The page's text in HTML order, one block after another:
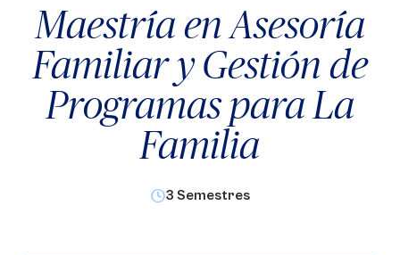
Maestría en Asesoría
Familiar y Gestión de
Programas para La
Familia
3 Semestres